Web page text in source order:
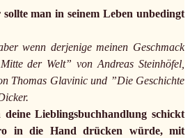
man in seinem Leben unbedingt
wenn derjenige meinen Geschmack
der Welt” von Andreas Steinhöfel,
Thomas Glavinic und ”Die Geschichte
Lieblingsbuchhandlung schickt
in die Hand drücken würde, mit